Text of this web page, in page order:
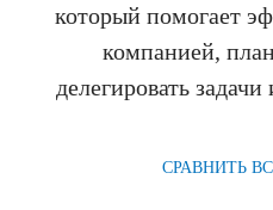
который помогает
компанией,
делегировать
СРАВНИТЬ